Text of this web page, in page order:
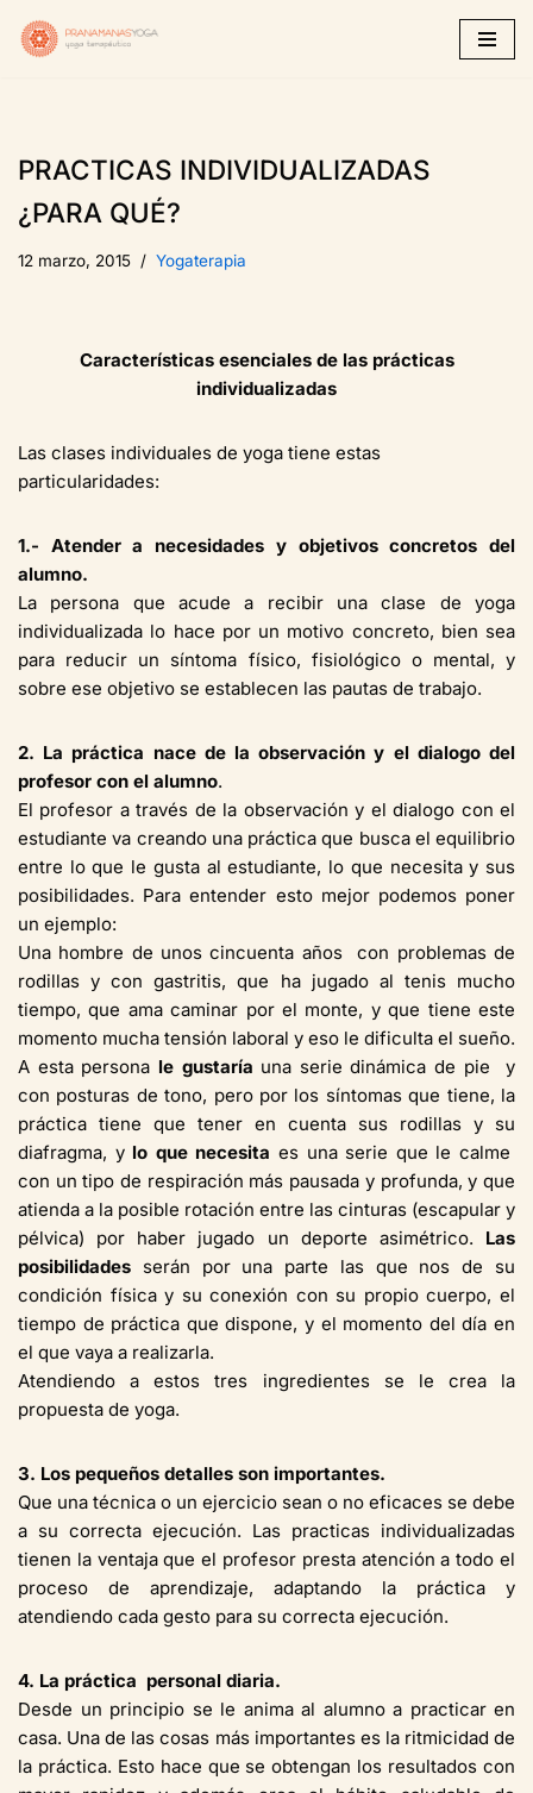
Saltar
PRACTICAS INDIVIDUALIZADAS
¿PARA QUÉ?
12 marzo, 2015 Yogaterapia
Características esenciales de las prácticas
individualizadas
Las clases individuales de yoga tiene estas
particularidades:
1.- Atender a necesidades y objetivos concretos del
alumno.
La persona que acude a recibir una clase de yoga
individualizada lo hace por un motivo concreto, bien sea
para reducir un síntoma físico, fisiológico o mental, y
sobre ese objetivo se establecen las pautas de trabajo.
2. La práctica nace de la observación y el dialogo del
profesor con el alumno.
El profesor a través de la observación y el dialogo con el
estudiante va creando una práctica que busca el equilibrio
entre lo que le gusta al estudiante, lo que necesita y sus
posibilidades. Para entender esto mejor podemos poner
un ejemplo:
Una hombre de unos cincuenta años con problemas de
rodillas y con gastritis, que ha jugado al tenis mucho
tiempo, que ama caminar por el monte, y que tiene este
momento mucha tensión laboral y eso le dificulta el sueño.
A esta persona le gustaría una serie dinámica de pie y
con posturas de tono, pero por los síntomas que tiene, la
práctica tiene que tener en cuenta sus rodillas y su
diafragma, ylo que necesita es una serie que le calme
con un tipo de respiración más pausada y profunda, y que
atienda a la posible rotación entre las cinturas (escapular y
pélvica) por haber jugado un deporte asimétrico. Las
posibilidades serán por una parte las que nos de su
condición física y su conexión con su propio cuerpo, el
tiempo de práctica que dispone, y el momento del día en
el que vaya a realizarla.
Atendiendo a estos tres ingredientes se le crea la
propuesta de yoga.
3. Los pequeños detalles son importantes.
Que una técnica o un ejercicio sean o no eficaces se debe
a su correcta ejecución. Las practicas individualizadas
tienen la ventaja que el profesor presta atención a todo el
proceso de aprendizaje, adaptando la práctica y
atendiendo cada gesto para su correcta ejecución.
4. La práctica personal diaria.
Desde un principio se le anima al alumno a practicar en
casa. Una de las cosas más importantes es la ritmicidad de
la práctica. Esto hace que se obtengan los resultados con